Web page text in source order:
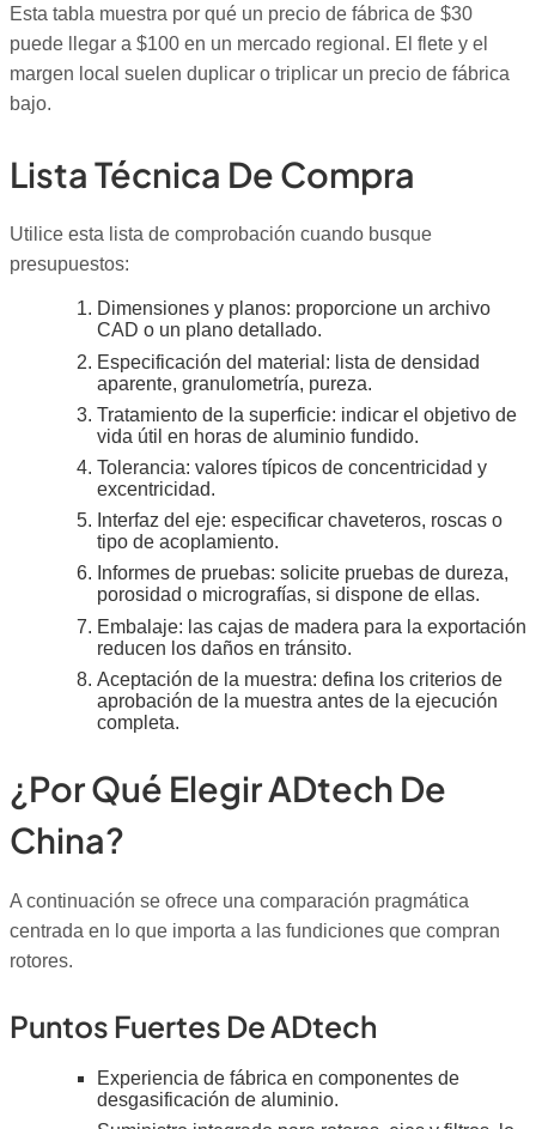
Esta tabla muestra por qué un precio de fábrica de $30
puede llegar a $100 en un mercado regional. El flete y el
margen local suelen duplicar o triplicar un precio de fábrica
bajo.
Lista Técnica De Compra
Utilice esta lista de comprobación cuando busque
presupuestos:
Dimensiones y planos: proporcione un archivo
CAD o un plano detallado.
Especificación del material: lista de densidad
aparente, granulometría, pureza.
Tratamiento de la superficie: indicar el objetivo de
vida útil en horas de aluminio fundido.
Tolerancia: valores típicos de concentricidad y
excentricidad.
Interfaz del eje: especificar chaveteros, roscas o
tipo de acoplamiento.
Informes de pruebas: solicite pruebas de dureza,
porosidad o micrografías, si dispone de ellas.
Embalaje: las cajas de madera para la exportación
reducen los daños en tránsito.
Aceptación de la muestra: defina los criterios de
aprobación de la muestra antes de la ejecución
completa.
¿Por Qué Elegir ADtech De
China?
A continuación se ofrece una comparación pragmática
centrada en lo que importa a las fundiciones que compran
rotores.
Puntos Fuertes De ADtech
Experiencia de fábrica en componentes de
desgasificación de aluminio.